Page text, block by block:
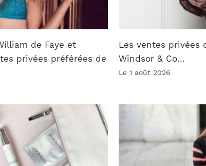
de Faye et
privées préférées de
Les ventes privées
Windsor & Co…
Le 1 août 2026